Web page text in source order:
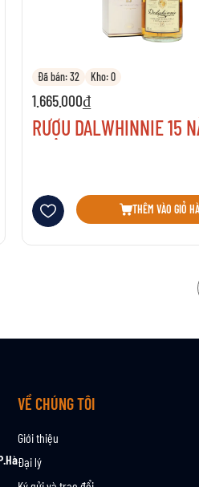
Đã bán: 32 Kho: 0
1.665.000₫
RƯỢU DALWHINNIE 15
Thêm vào danh sách yêu thích
THÊM VÀO GIỎ
VỀ CHÚNG TÔI
Giới thiệu
Đại lý